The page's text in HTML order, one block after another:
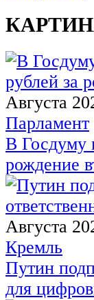
Августа
Парламент
В Госдуму
рождение
Августа
Кремль
Путин
для